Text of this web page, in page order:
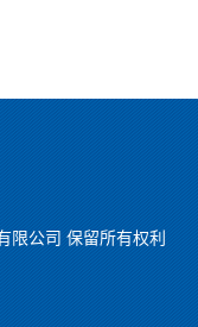
限公司 保留所有权利